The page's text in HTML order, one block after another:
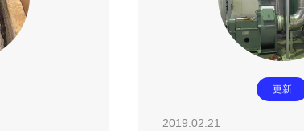
更新
2019.02.21